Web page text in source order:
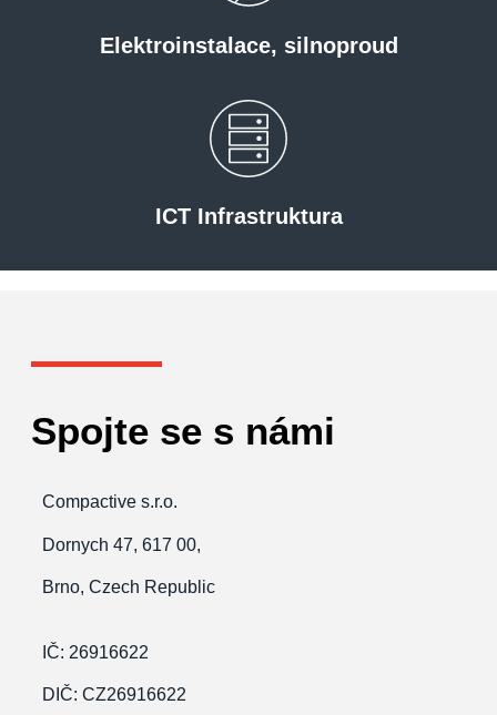
Elektroinstalace, silnoproud
ICT Infrastruktura
Spojte se s námi
Compactive s.r.o.
Dornych 47, 617 00,
Brno, Czech Republic
IČ: 26916622
DIČ: CZ26916622